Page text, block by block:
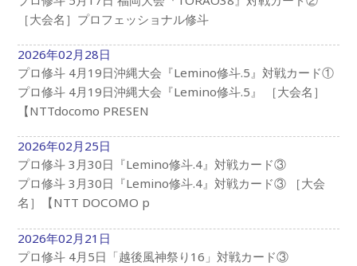
［大会名］プロフェッショナル修斗
2026年02月28日
プロ修斗 4月19日沖縄大会『Lemino修斗.5』対戦カード①
プロ修斗 4月19日沖縄大会『Lemino修斗.5』 ［大会名］
【NTTdocomo PRESEN
2026年02月25日
プロ修斗 3月30日『Lemino修斗.4』対戦カード③
プロ修斗 3月30日『Lemino修斗.4』対戦カード③ ［大会
名］【NTT DOCOMO p
2026年02月21日
プロ修斗 4月5日「越後風神祭り16」対戦カード③